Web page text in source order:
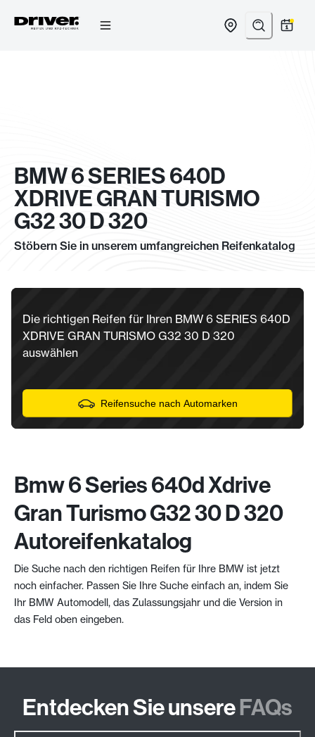
BMW 6 SERIES 640D
XDRIVE GRAN TURISMO
G32 30 D 320
Stöbern Sie in unserem umfangreichen Reifenkatalog
Die richtigen Reifen für Ihren BMW 6 SERIES 640D
XDRIVE GRAN TURISMO G32 30 D 320
auswählen
Reifensuche nach Automarken
Bmw 6 Series 640d Xdrive
Gran Turismo G32 30 D 320
Autoreifenkatalog
Die Suche nach den richtigen Reifen für Ihre BMW ist jetzt
noch einfacher. Passen Sie Ihre Suche einfach an, indem Sie
Ihr BMW Automodell, das Zulassungsjahr und die Version in
das Feld oben eingeben.
Entdecken Sie unsereFAQs